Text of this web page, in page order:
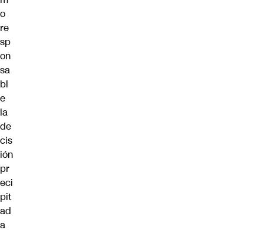
o
re
sp
on
sa
bl
e
la
de
cis
ión
pr
eci
pit
ad
a